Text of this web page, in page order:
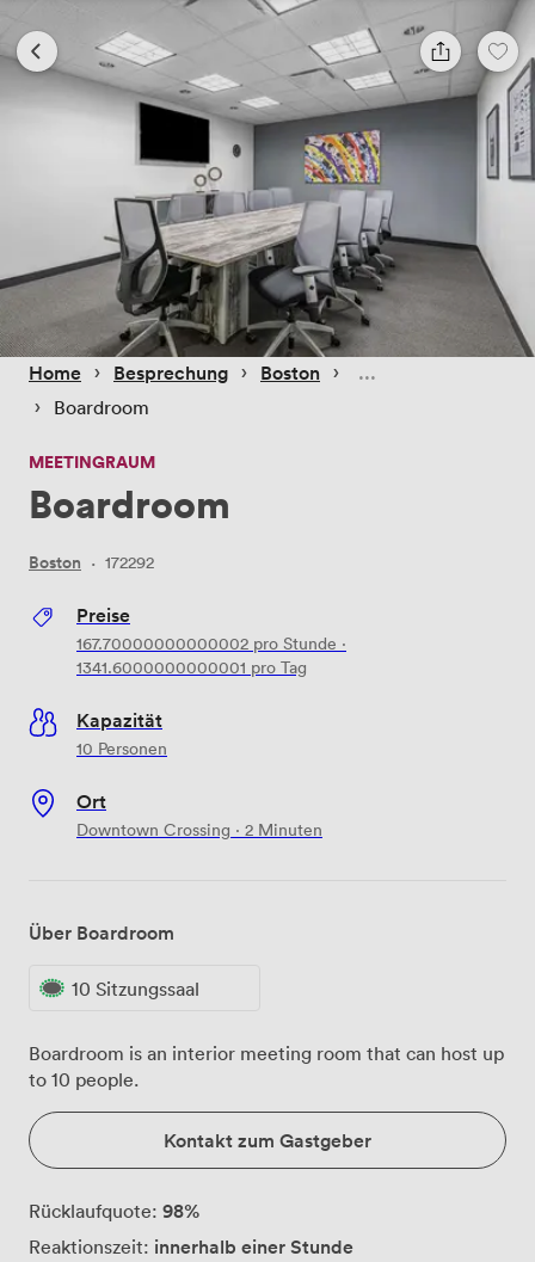
Home › Besprechung › Boston ›
› Boardroom
MEETINGRAUM
Boardroom
Boston · 172292
Preise
167.70000000000002 pro Stunde ·
1341.6000000000001 pro Tag
Kapazität
10 Personen
Ort
Downtown Crossing · 2 Minuten
Über Boardroom
10 Sitzungssaal
Boardroom is an interior meeting room that can host up
to 10 people.
Kontakt zum Gastgeber
Rücklaufquote: 98%
Reaktionszeit: innerhalb einer Stunde